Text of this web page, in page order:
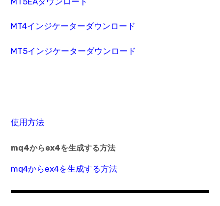
MT4インジケーターダウンロード
MT5インジケーターダウンロード
使用方法
mq4からex4を生成する方法
mq4からex4を生成する方法